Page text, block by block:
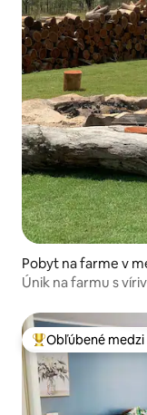
Pobyt na farme v
Únik na farmu s
Najobľúbenejšie
Obľúbené